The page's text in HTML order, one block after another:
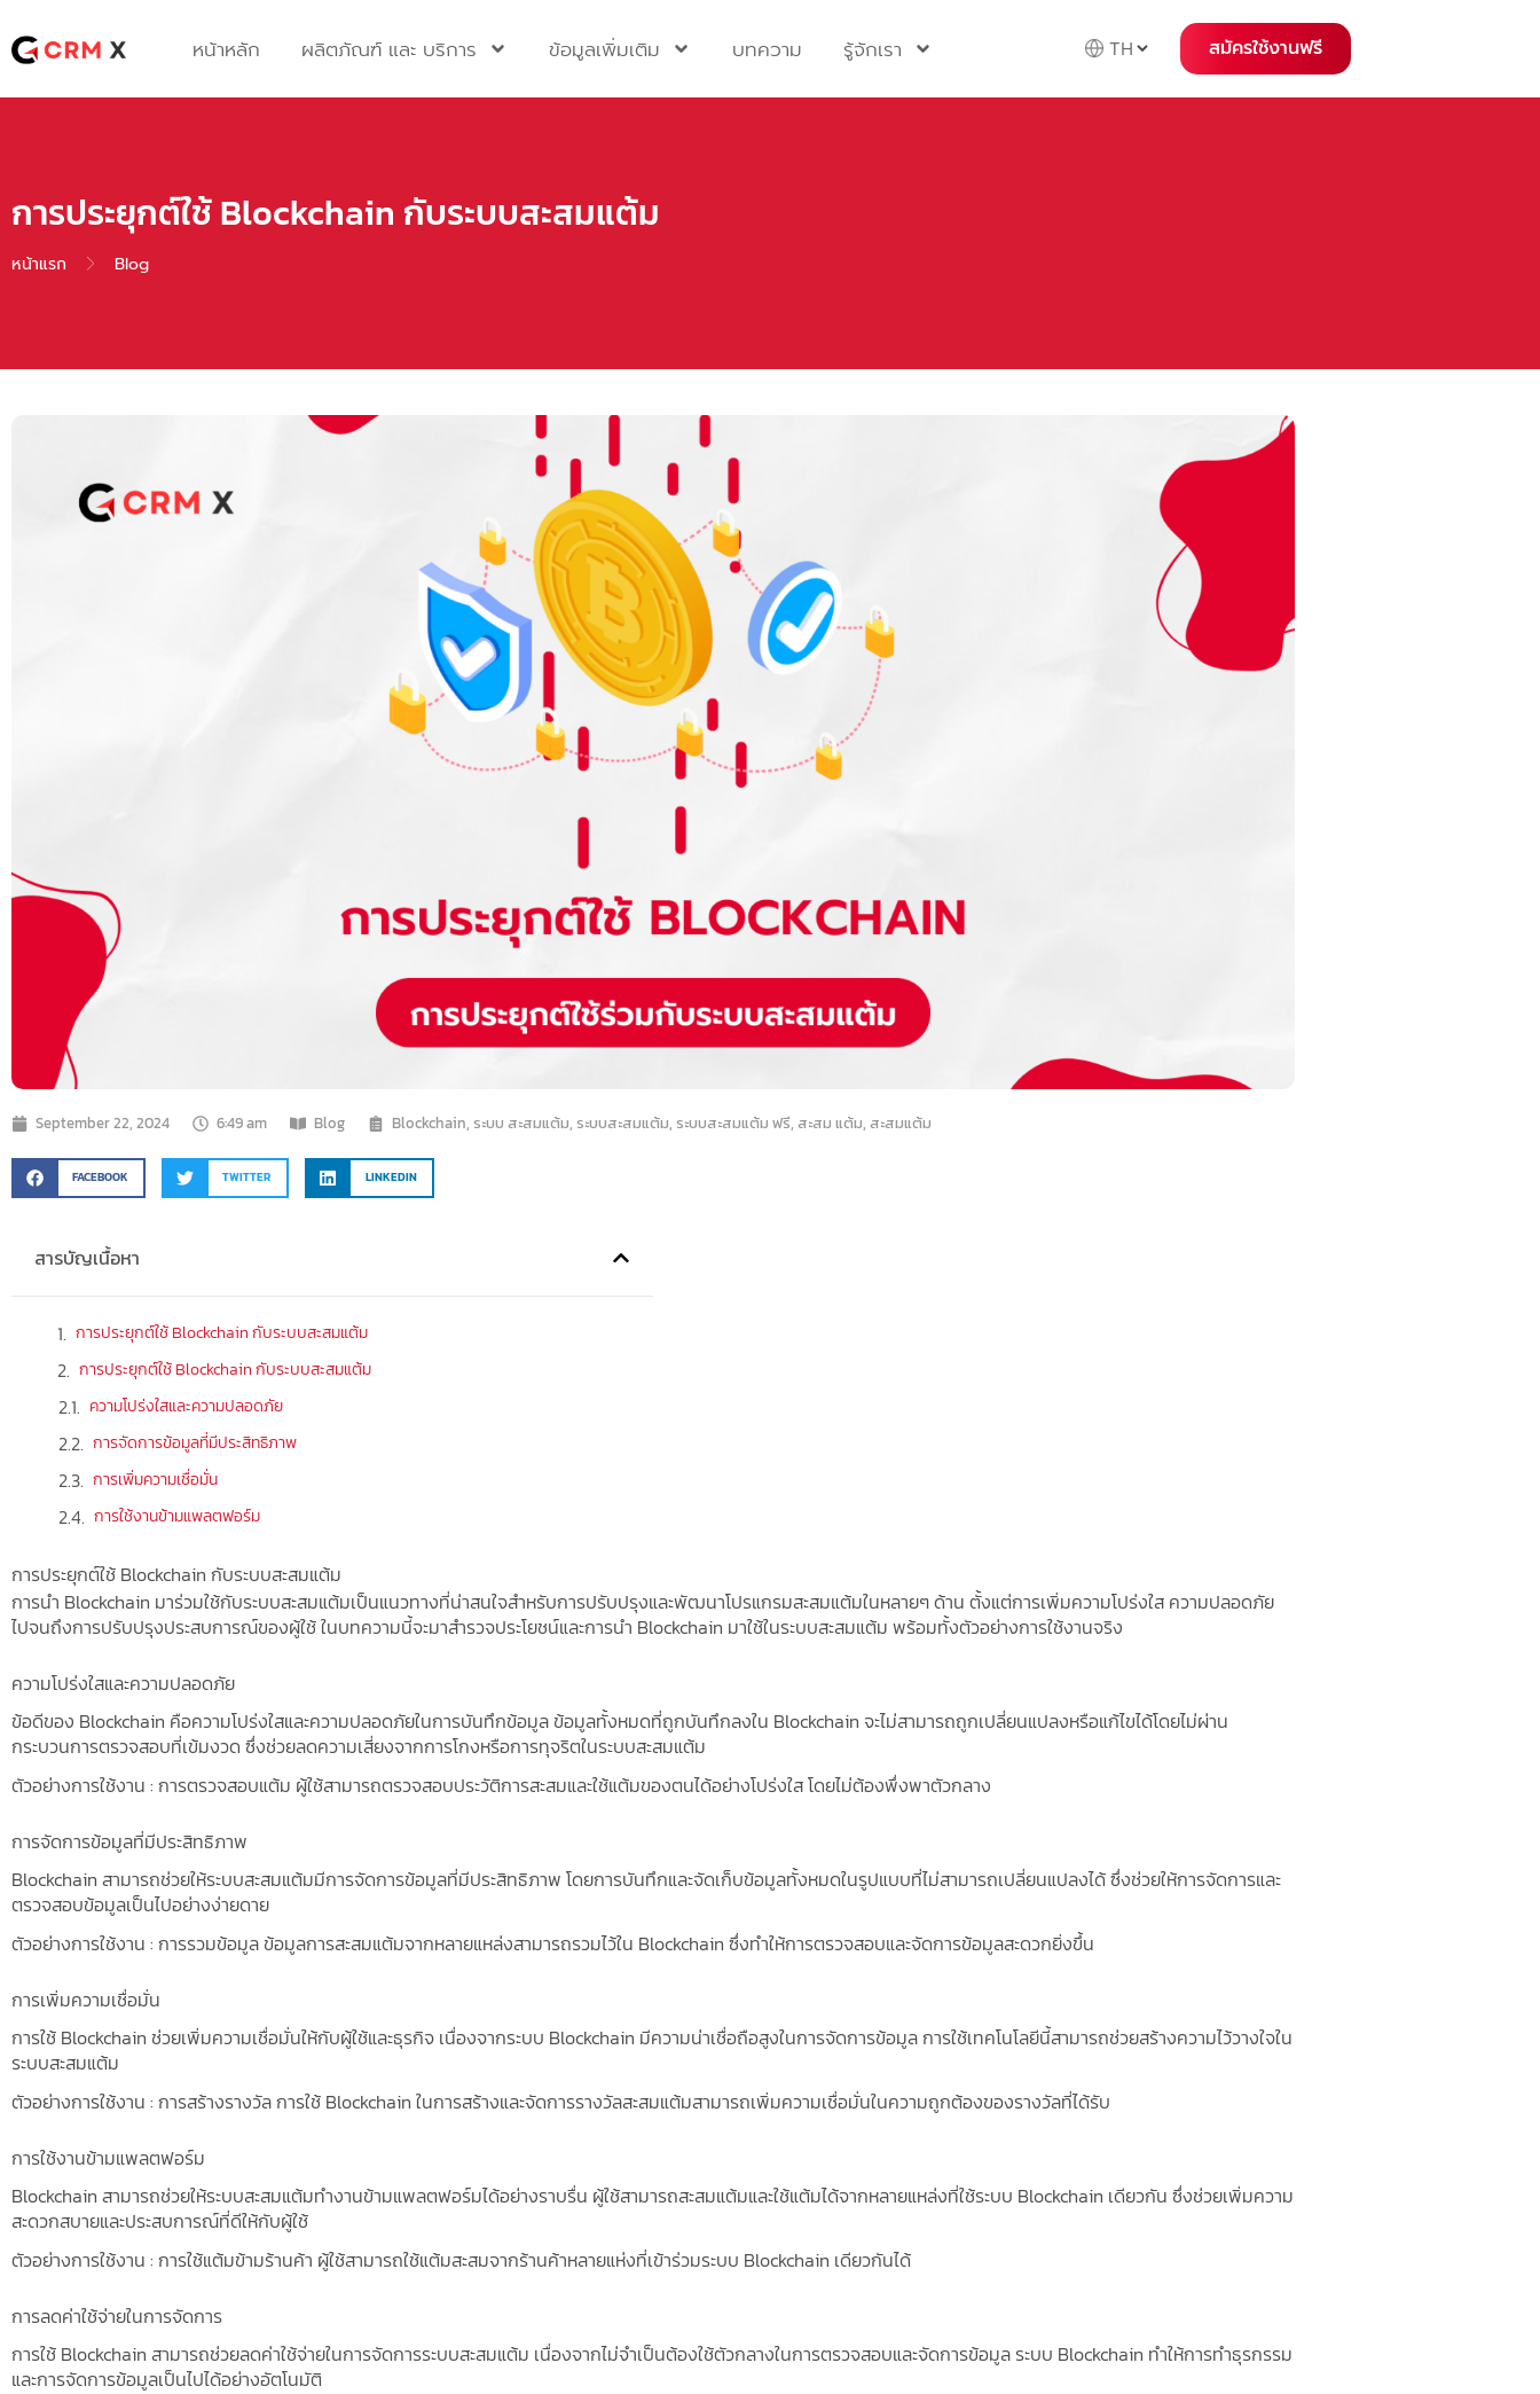
to
content
หน้าหลัก ผลิตภัณฑ์ และ บริการ ข้อมูลเพิ่มเติม บทความ รู้จักเรา สมัครใช้งานฟรี
การประยุกต์ใช้ Blockchain กับระบบสะสมแต้ม
หน้าแรก Blog
September 22, 2024 6:49 am Blog Blockchain, ระบบ สะสมแต้ม, ระบบสะสมแต้ม, ระบบสะสมแต้ม ฟรี, สะสม แต้ม, สะสมแต้ม
FACEBOOK TWITTER LINKEDIN
สารบัญเนื้อหา
การประยุกต์ใช้ Blockchain กับระบบสะสมแต้ม
การประยุกต์ใช้ Blockchain กับระบบสะสมแต้ม
ความโปร่งใสและความปลอดภัย
การจัดการข้อมูลที่มีประสิทธิภาพ
การเพิ่มความเชื่อมั่น
การใช้งานข้ามแพลตฟอร์ม
สรุป
ข่าวสารล่าสุด
Loyalty Program คืออะไร? คู่มือสร้างโปรแกรมสะสมคะแนนแบรนด์ เพื่อเพิ่มความ
ภักดีและยอดขายให้ธุรกิจไทย
โปรแกรม crm ฟรี คืออะไร? เจาะลึกระบบ CRM ฟรีสำหรับธุรกิจไทย และการบริหาร
สมาชิกด้วย Member Management Systems
ยาว
ระบบ สะสม แต้ม ฟรีคืออะไร? วิธีเลือกระบบสะสมแต้มฟรีสำหรับธุรกิจไทย และเคล็ด
ลับเพิ่มยอดซื้อซ้ำแบบมืออาชีพ
บัตร สะสม แต้ม ออนไลน์ ฟรี คืออะไร? วิธีทำบัตรสะสมแต้มออนไลน์ฟรี และวิธีใช้งาน
ผ่าน LINE + ตัวอย่างจริงสำหรับธุรกิจไทย
การประยุกต์ใช้ Blockchain กับระบบสะสมแต้ม
การนำ Blockchain มาร่วมใช้กับระบบสะสมแต้มเป็นแนวทางที่น่าสนใจสำหรับการปรับปรุงและพัฒนาโปรแกรมสะสมแต้มในหลายๆ ด้าน ตั้งแต่การเพิ่มความโปร่งใส ความปลอดภัย
ไปจนถึงการปรับปรุงประสบการณ์ของผู้ใช้ ในบทความนี้จะมาสำรวจประโยชน์และการนำ Blockchain มาใช้ในระบบสะสมแต้ม พร้อมทั้งตัวอย่างการใช้งานจริง
ความโปร่งใสและความปลอดภัย
ข้อดีของ Blockchain คือความโปร่งใสและความปลอดภัยในการบันทึกข้อมูล ข้อมูลทั้งหมดที่ถูกบันทึกลงใน Blockchain จะไม่สามารถถูกเปลี่ยนแปลงหรือแก้ไขได้โดยไม่ผ่าน
กระบวนการตรวจสอบที่เข้มงวด ซึ่งช่วยลดความเสี่ยงจากการโกงหรือการทุจริตในระบบสะสมแต้ม
ตัวอย่างการใช้งาน : การตรวจสอบแต้ม ผู้ใช้สามารถตรวจสอบประวัติการสะสมและใช้แต้มของตนได้อย่างโปร่งใส โดยไม่ต้องพึ่งพาตัวกลาง
การจัดการข้อมูลที่มีประสิทธิภาพ
Blockchain สามารถช่วยให้ระบบสะสมแต้มมีการจัดการข้อมูลที่มีประสิทธิภาพ โดยการบันทึกและจัดเก็บข้อมูลทั้งหมดในรูปแบบที่ไม่สามารถเปลี่ยนแปลงได้ ซึ่งช่วยให้การจัดการและ
ตรวจสอบข้อมูลเป็นไปอย่างง่ายดาย
ตัวอย่างการใช้งาน : การรวมข้อมูล ข้อมูลการสะสมแต้มจากหลายแหล่งสามารถรวมไว้ใน Blockchain ซึ่งทำให้การตรวจสอบและจัดการข้อมูลสะดวกยิ่งขึ้น
การเพิ่มความเชื่อมั่น
การใช้ Blockchain ช่วยเพิ่มความเชื่อมั่นให้กับผู้ใช้และธุรกิจ เนื่องจากระบบ Blockchain มีความน่าเชื่อถือสูงในการจัดการข้อมูล การใช้เทคโนโลยีนี้สามารถช่วยสร้างความไว้วางใจใน
ระบบสะสมแต้ม
ตัวอย่างการใช้งาน : การสร้างรางวัล การใช้ Blockchain ในการสร้างและจัดการรางวัลสะสมแต้มสามารถเพิ่มความเชื่อมั่นในความถูกต้องของรางวัลที่ได้รับ
การใช้งานข้ามแพลตฟอร์ม
Blockchain สามารถช่วยให้ระบบสะสมแต้มทำงานข้ามแพลตฟอร์มได้อย่างราบรื่น ผู้ใช้สามารถสะสมแต้มและใช้แต้มได้จากหลายแหล่งที่ใช้ระบบ Blockchain เดียวกัน ซึ่งช่วยเพิ่มความ
สะดวกสบายและประสบการณ์ที่ดีให้กับผู้ใช้
ตัวอย่างการใช้งาน : การใช้แต้มข้ามร้านค้า ผู้ใช้สามารถใช้แต้มสะสมจากร้านค้าหลายแห่งที่เข้าร่วมระบบ Blockchain เดียวกันได้
การลดค่าใช้จ่ายในการจัดการ
การใช้ Blockchain สามารถช่วยลดค่าใช้จ่ายในการจัดการระบบสะสมแต้ม เนื่องจากไม่จำเป็นต้องใช้ตัวกลางในการตรวจสอบและจัดการข้อมูล ระบบ Blockchain ทำให้การทำธุรกรรม
และการจัดการข้อมูลเป็นไปได้อย่างอัตโนมัติ